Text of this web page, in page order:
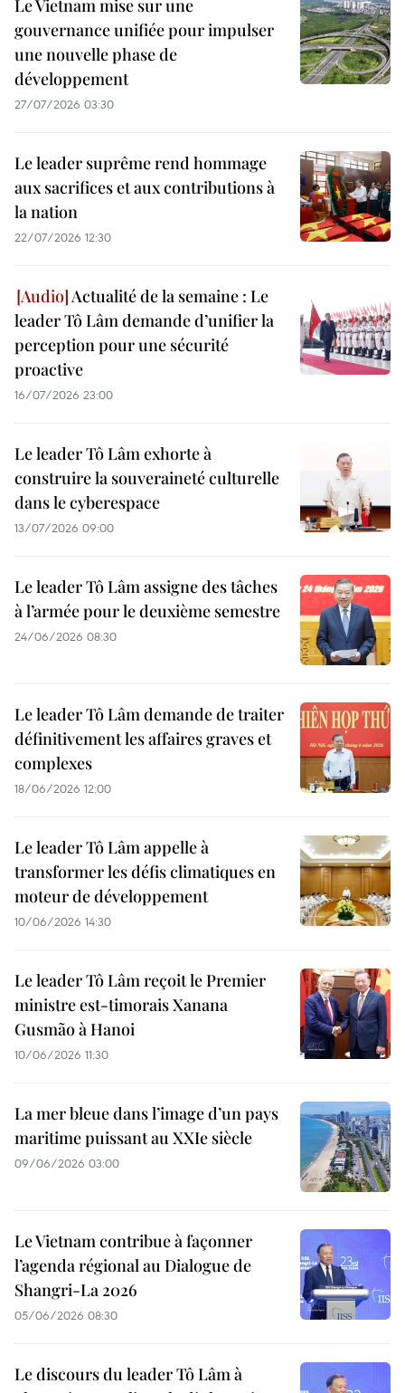
Le Vietnam mise sur une
gouvernance unifiée pour impulser
une nouvelle phase de
développement
27/07/2026 03:30
Le leader suprême rend hommage
aux sacrifices et aux contributions à
la nation
22/07/2026 12:30
Actualité de la semaine : Le
leader Tô Lâm demande d’unifier la
perception pour une sécurité
proactive
16/07/2026 23:00
Le leader Tô Lâm exhorte à
construire la souveraineté culturelle
dans le cyberespace
13/07/2026 09:00
Le leader Tô Lâm assigne des tâches
à l’armée pour le deuxième semestre
24/06/2026 08:30
Le leader Tô Lâm demande de traiter
définitivement les affaires graves et
complexes
18/06/2026 12:00
Le leader Tô Lâm appelle à
transformer les défis climatiques en
moteur de développement
10/06/2026 14:30
Le leader Tô Lâm reçoit le Premier
ministre est-timorais Xanana
Gusmão à Hanoi
10/06/2026 11:30
La mer bleue dans l’image d’un pays
maritime puissant au XXIe siècle
09/06/2026 03:00
Le Vietnam contribue à façonner
l’agenda régional au Dialogue de
Shangri-La 2026
05/06/2026 08:30
Le discours du leader Tô Lâm à